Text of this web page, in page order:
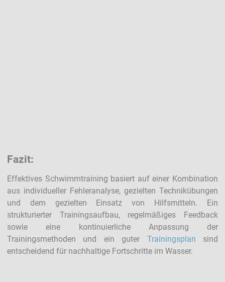
Fazit:
Effektives Schwimmtraining basiert auf einer Kombination
aus individueller Fehleranalyse, gezielten Technikübungen
und dem gezielten Einsatz von Hilfsmitteln. Ein
strukturierter Trainingsaufbau, regelmäßiges Feedback
sowie eine kontinuierliche Anpassung der
Trainingsmethoden und ein guter Trainingsplan sind
entscheidend für nachhaltige Fortschritte im Wasser.